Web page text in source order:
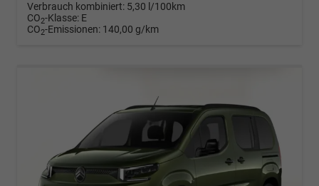
Verbrauch kombiniert: 5,30 l/100km
CO2-Klasse: E
CO2-Emissionen: 140,00 g/km